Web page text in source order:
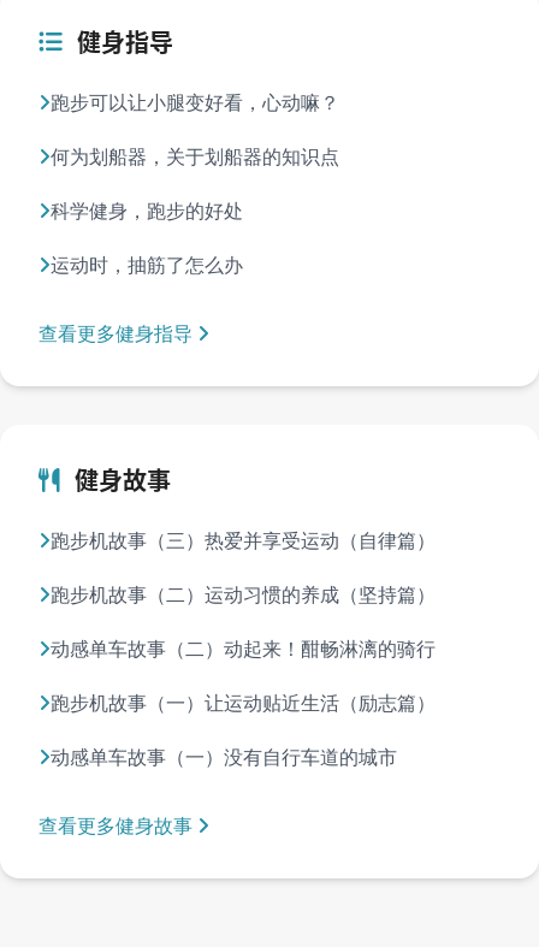
健身指导
跑步可以让小腿变好看，心动嘛？
何为划船器，关于划船器的知识点
科学健身，跑步的好处
运动时，抽筋了怎么办
查看更多健身指导
健身故事
跑步机故事（三）热爱并享受运动（自律篇）
跑步机故事（二）运动习惯的养成（坚持篇）
动感单车故事（二）动起来！酣畅淋漓的骑行
跑步机故事（一）让运动贴近生活（励志篇）
动感单车故事（一）没有自行车道的城市
查看更多健身故事